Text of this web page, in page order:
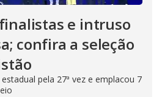
e intruso
confira a seleção
pela 27ª vez e emplacou 7